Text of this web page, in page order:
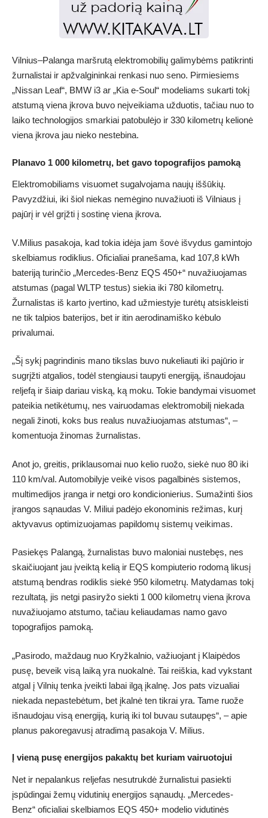
Vilnius–Palanga maršrutą elektromobilių galimybėms patikrinti
žurnalistai ir apžvalgininkai renkasi nuo seno. Pirmiesiems
„Nissan Leaf“, BMW i3 ar „Kia e-Soul“ modeliams sukarti tokį
atstumą viena įkrova buvo neįveikiama užduotis, tačiau nuo to
laiko technologijos smarkiai patobulėjo ir 330 kilometrų kelionė
viena įkrova jau nieko nestebina.
Planavo 1 000 kilometrų, bet gavo topografijos pamoką
Elektromobiliams visuomet sugalvojama naujų iššūkių.
Pavyzdžiui, iki šiol niekas nemėgino nuvažiuoti iš Vilniaus į
pajūrį ir vėl grįžti į sostinę viena įkrova.
V.Milius pasakoja, kad tokia idėja jam šovė išvydus gamintojo
skelbiamus rodiklius. Oficialiai pranešama, kad 107,8 kWh
bateriją turinčio „Mercedes-Benz EQS 450+“ nuvažiuojamas
atstumas (pagal WLTP testus) siekia iki 780 kilometrų.
Žurnalistas iš karto įvertino, kad užmiestyje turėtų atsiskleisti
ne tik talpios baterijos, bet ir itin aerodinamiško kėbulo
privalumai.
„Šį sykį pagrindinis mano tikslas buvo nukeliauti iki pajūrio ir
sugrįžti atgalios, todėl stengiausi taupyti energiją, išnaudojau
reljefą ir šiaip dariau viską, ką moku. Tokie bandymai visuomet
pateikia netikėtumų, nes vairuodamas elektromobilį niekada
negali žinoti, koks bus realus nuvažiuojamas atstumas“, –
komentuoja žinomas žurnalistas.
Anot jo, greitis, priklausomai nuo kelio ruožo, siekė nuo 80 iki
110 km/val. Automobilyje veikė visos pagalbinės sistemos,
multimedijos įranga ir netgi oro kondicionierius. Sumažinti šios
įrangos sąnaudas V. Miliui padėjo ekonominis režimas, kurį
aktyvavus optimizuojamas papildomų sistemų veikimas.
Pasiekęs Palangą, žurnalistas buvo maloniai nustebęs, nes
skaičiuojant jau įveiktą kelią ir EQS kompiuterio rodomą likusį
atstumą bendras rodiklis siekė 950 kilometrų. Matydamas tokį
rezultatą, jis netgi pasiryžo siekti 1 000 kilometrų viena įkrova
nuvažiuojamo atstumo, tačiau keliaudamas namo gavo
topografijos pamoką.
„Pasirodo, maždaug nuo Kryžkalnio, važiuojant į Klaipėdos
pusę, beveik visą laiką yra nuokalnė. Tai reiškia, kad vykstant
atgal į Vilnių tenka įveikti labai ilgą įkalnę. Jos pats vizualiai
niekada nepastebėtum, bet įkalnė ten tikrai yra. Tame ruože
išnaudojau visą energiją, kurią iki tol buvau sutaupęs“, – apie
planus pakoregavusį atradimą pasakoja V. Milius.
Į vieną pusę energijos pakaktų bet kuriam vairuotojui
Net ir nepalankus reljefas nesutrukdė žurnalistui pasiekti
įspūdingai žemų vidutinių energijos sąnaudų. „Mercedes-
Benz“ oficialiai skelbiamos EQS 450+ modelio vidutinės